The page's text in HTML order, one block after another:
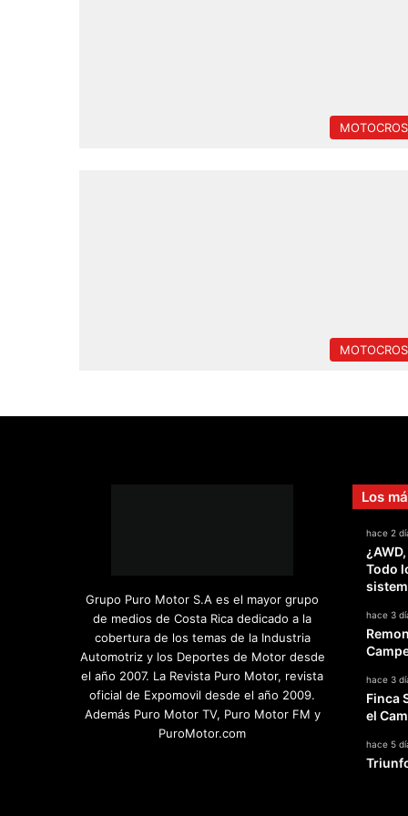
Grupo Puro Motor S.A es el mayor grupo
de medios de Costa Rica dedicado a la
cobertura de los temas de la Industria
Automotriz y los Deportes de Motor desde
el año 2007. La Revista Puro Motor, revista
oficial de Expomovil desde el año 2009.
Además Puro Motor TV, Puro Motor FM y
PuroMotor.com
Los
hace 2
Todo
hace 3
hace 3
Finca
el
hace 5